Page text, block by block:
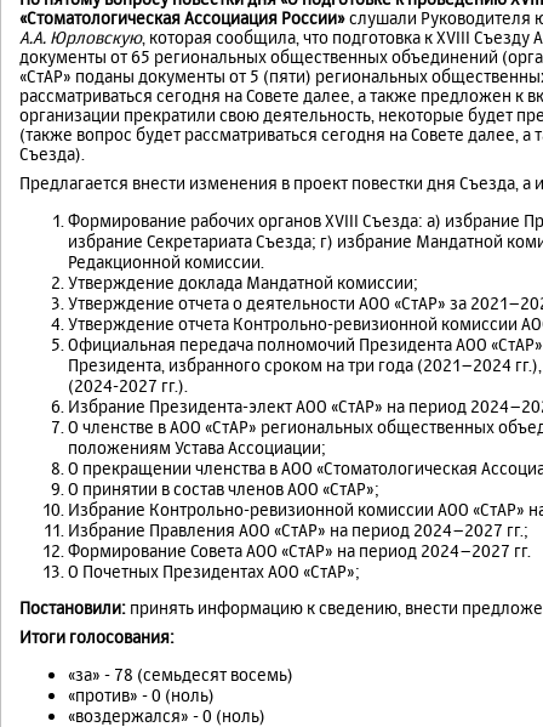
«Стоматологическая Ассоциация России»слушали Руководителя
А.А. Юрловскую, которая сообщила, что подготовка к XVIII
документы от 65 региональных общественных объединений
«СтАР» поданы документы от 5 (пяти) региональных
рассматриваться сегодня на Совете далее, а также предложен к
организации прекратили свою деятельность, некоторые будет
(также вопрос будет рассматриваться сегодня на Совете далее,
Съезда).
Предлагается внести изменения в проект повестки дня Съезда,
Формирование рабочих органов XVIII Съезда: а) избрание
избрание Секретариата Съезда; г) избрание Мандатной
Редакционной комиссии.
Утверждение доклада Мандатной комиссии;
Утверждение отчета о деятельности АОО «СтАР» за
Утверждение отчета Контрольно-ревизионной комиссии
Официальная передача полномочий Президента АОО
Президента, избранного сроком на три года (2021–2024
(2024-2027 гг.).
Избрание Президента-элект АОО «СтАР» на период
О членстве в АОО «СтАР» региональных общественных
положениям Устава Ассоциации;
О прекращении членства в АОО «Стоматологическая
О принятии в состав членов АОО «СтАР»;
Избрание Контрольно-ревизионной комиссии АОО «СтАР»
Избрание Правления АОО «СтАР» на период 2024–2027 гг.;
Формирование Совета АОО «СтАР» на период 2024–2027 гг.
О Почетных Президентах АОО «СтАР»;
Постановили: принять информацию к сведению, внести
Итоги голосования:
«за» - 78 (семьдесят восемь)
«против» - 0 (ноль)
«воздержался» - 0 (ноль)